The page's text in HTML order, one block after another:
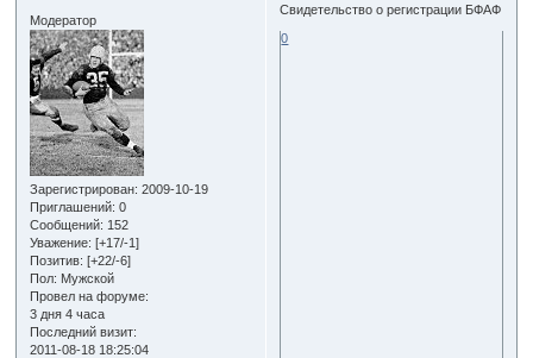
Модератор
Зарегистрирован: 2009-10-19
Приглашений: 0
Сообщений: 152
Уважение: [+17/-1]
Позитив: [+22/-6]
Пол: Мужской
Провел на форуме:
3 дня 4 часа
Последний визит:
2011-08-18 18:25:04
Свидетельство о регистрации БФАФ
0